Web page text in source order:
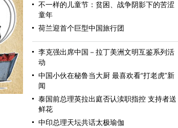
不一样的儿童节：贫困、战争阴影下的苦涩
童年
荷兰迎首个巨型中国旅行团
李克强出席中国－拉丁美洲文明互鉴系列活
动
中国小伙在秘鲁当大厨 最喜欢看“打老虎”新
闻
泰国前总理英拉出庭否认渎职指控 支持者送
鲜花
中印总理天坛共话太极瑜伽